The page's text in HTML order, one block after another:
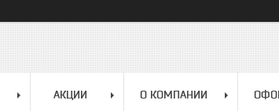
АКЦИИ О КОМПАНИИ